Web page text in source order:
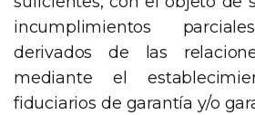
incumplimientos
derivados de las
mediante el
fiduciarios de garantía y/o